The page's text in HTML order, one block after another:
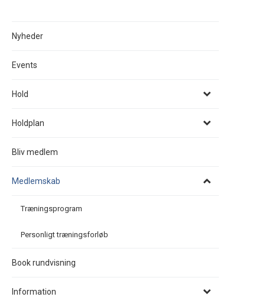
Nyheder
Events
Hold
Holdplan
Bliv medlem
Medlemskab
Træningsprogram
Personligt træningsforløb
Book rundvisning
Information